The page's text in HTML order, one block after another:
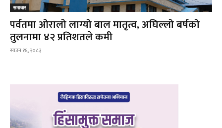
समाचार
पर्वतमा ओरालो लाग्यो बाल मातृत्व, अघिल्लो बर्षको
तुलनामा ४२ प्रतिशतले कमी
साउन १६, २०८३